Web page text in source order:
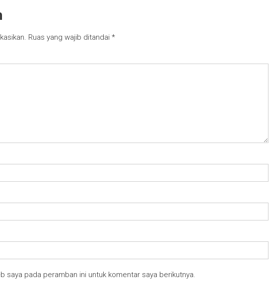
Ruas yang wajib ditandai *
saya pada peramban ini untuk komentar saya berikutnya.